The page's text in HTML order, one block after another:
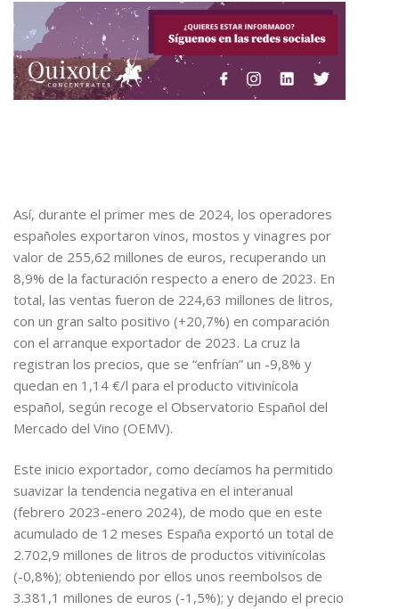
Así, durante el primer mes de 2024, los operadores
españoles exportaron vinos, mostos y vinagres por
valor de 255,62 millones de euros, recuperando un
8,9% de la facturación respecto a enero de 2023. En
total, las ventas fueron de 224,63 millones de litros,
con un gran salto positivo (+20,7%) en comparación
con el arranque exportador de 2023. La cruz la
registran los precios, que se “enfrían” un -9,8% y
quedan en 1,14 €/l para el producto vitivinícola
español, según recoge el Observatorio Español del
Mercado del Vino (OEMV).
Este inicio exportador, como decíamos ha permitido
suavizar la tendencia negativa en el interanual
(febrero 2023-enero 2024), de modo que en este
acumulado de 12 meses España exportó un total de
2.702,9 millones de litros de productos vitivinícolas
(-0,8%); obteniendo por ellos unos reembolsos de
3.381,1 millones de euros (-1,5%); y dejando el precio